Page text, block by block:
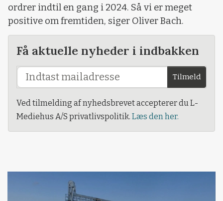
ordrer indtil en gang i 2024. Så vi er meget
positive om fremtiden, siger Oliver Bach.
Få aktuelle nyheder i indbakken
Tilmeld
Ved tilmelding af nyhedsbrevet accepterer du L-
Mediehus A/S privatlivspolitik. Læs den her.